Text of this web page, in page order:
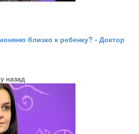
близко к ребенку? - Доктор
назад